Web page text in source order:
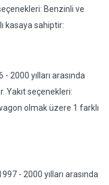
Benzinli ve
kasaya sahiptir:
2000 yılları arasında
Yakıt seçenekleri:
olmak üzere 1 farklı
- 2000 yılları arasında